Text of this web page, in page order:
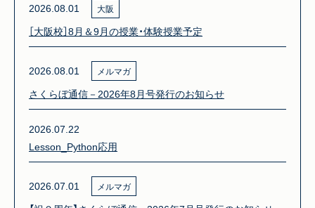
2026.08.01 大阪
［大阪校］8月＆9月の授業・体験授業予定
2026.08.01 メルマガ
さくらぼ通信－2026年8月号発行のお知らせ
2026.07.22
Lesson_Python応用
2026.07.01 メルマガ